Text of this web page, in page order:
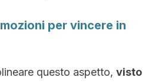
per vincere in
questo aspetto, visto